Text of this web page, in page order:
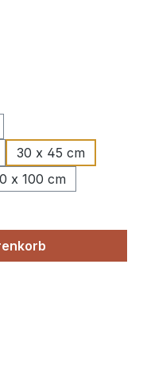
30 x 45 cm
x 100 cm
Wert